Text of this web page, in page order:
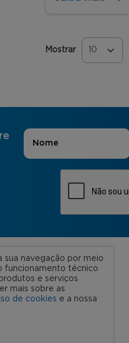
Mostrar
Páginas
Nome
Unidades
navegação por meio
funcionamento técnico
e serviços
mais sobre as
de cookies e a nossa